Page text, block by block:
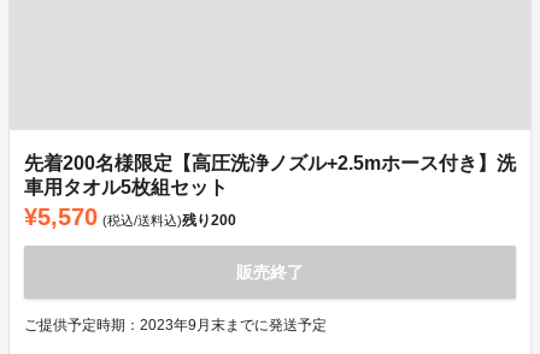
先着200名様限定【高圧洗浄ノズル+2.5mホース付き】洗
車用タオル5枚組セット
¥5,570 (税込/送料込)残り200
販売終了
ご提供予定時期：2023年9月末までに発送予定